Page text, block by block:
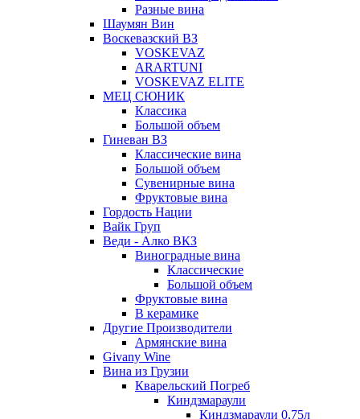
Разные вина
Шаумян Вин
Воскевазский ВЗ
VOSKEVAZ
ARARTUNI
VOSKEVAZ ELITE
МЕЦ СЮНИК
Классика
Большой объем
Гиневан ВЗ
Классические вина
Большой объем
Сувенирные вина
Фруктовые вина
Гордость Нации
Вайк Груп
Веди - Алко ВКЗ
Виноградные вина
Классические
Большой объем
Фруктовые вина
В керамике
Другие Производители
Армянские вина
Givany Wine
Вина из Грузии
Кварельский Погреб
Киндзмараули
Киндзмараули 0,75л